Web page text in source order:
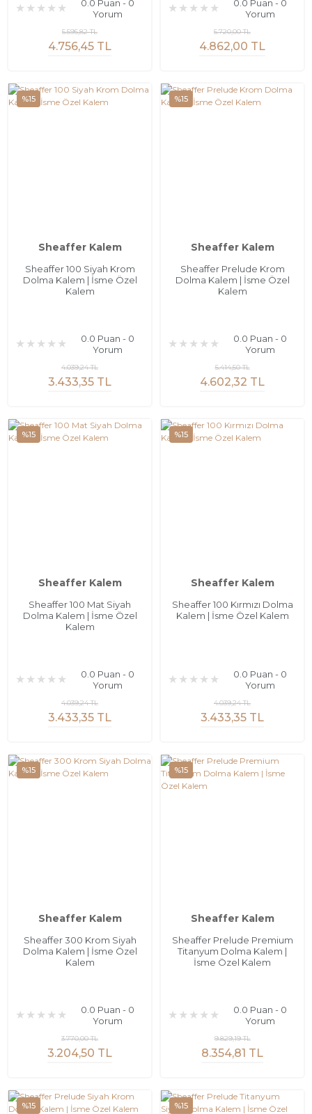
0.0 Puan - 0
Yorum
4.756,45 TL
5.595,82 TL
0.0 Puan - 0
Yorum
4.862,00 TL
5.720,00 TL
%15
Sheaffer Kalem
Sheaffer 100 Siyah Krom
Dolma Kalem | İsme Özel
Kalem
0.0 Puan - 0
Yorum
3.433,35 TL
4.039,24 TL
%15
Sheaffer Kalem
Sheaffer Prelude Krom
Dolma Kalem | İsme Özel
Kalem
0.0 Puan - 0
Yorum
4.602,32 TL
5.414,50 TL
%15
Sheaffer Kalem
Sheaffer 100 Mat Siyah
Dolma Kalem | İsme Özel
Kalem
0.0 Puan - 0
Yorum
3.433,35 TL
4.039,24 TL
%15
Sheaffer Kalem
Sheaffer 100 Kırmızı Dolma
Kalem | İsme Özel Kalem
0.0 Puan - 0
Yorum
3.433,35 TL
4.039,24 TL
%15
Sheaffer Kalem
Sheaffer 300 Krom Siyah
Dolma Kalem | İsme Özel
Kalem
0.0 Puan - 0
Yorum
3.204,50 TL
3.770,00 TL
%15
Sheaffer Kalem
Sheaffer Prelude Premium
Titanyum Dolma Kalem |
İsme Özel Kalem
0.0 Puan - 0
Yorum
8.354,81 TL
9.829,19 TL
%15 %15